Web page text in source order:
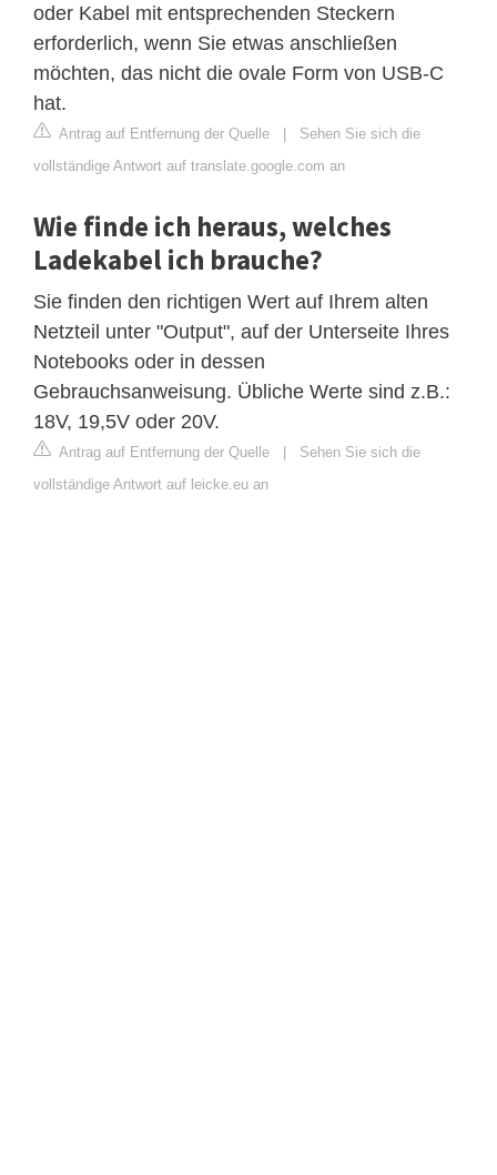
oder Kabel mit entsprechenden Steckern
erforderlich, wenn Sie etwas anschließen
möchten, das nicht die ovale Form von USB-C
hat.
Antrag auf Entfernung der Quelle | Sehen Sie sich die
vollständige Antwort auf translate.google.com an
Wie finde ich heraus, welches
Ladekabel ich brauche?
Sie finden den richtigen Wert auf Ihrem alten
Netzteil unter "Output", auf der Unterseite Ihres
Notebooks oder in dessen
Gebrauchsanweisung. Übliche Werte sind z.B.:
18V, 19,5V oder 20V.
Antrag auf Entfernung der Quelle | Sehen Sie sich die
vollständige Antwort auf leicke.eu an